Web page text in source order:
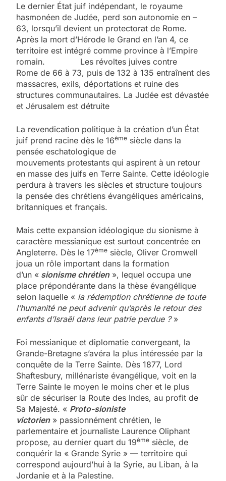
Le dernier État juif indépendant, le royaume
hasmonéen de Judée, perd son autonomie en –
63, lorsqu’il devient un protectorat de Rome.
Après la mort d’Hérode le Grand en l’an 4, ce
territoire est intégré comme province à l’Empire
romain. Les révoltes juives contre
Rome de 66 à 73, puis de 132 à 135 entraînent des
massacres, exils, déportations et ruine des
structures communautaires. La Judée est dévastée
et Jérusalem est détruite
La revendication politique à la création d’un État
juif prend racine dès le 16ème siècle dans la
pensée eschatologique de
mouvements protestants qui aspirent à un retour
en masse des juifs en Terre Sainte. Cette idéologie
perdura à travers les siècles et structure toujours
la pensée des chrétiens évangéliques américains,
britanniques et français.
Mais cette expansion idéologique du sionisme à
caractère messianique est surtout concentrée en
Angleterre. Dès le 17ème siècle, Oliver Cromwell
joua un rôle important dans la formation
d’un « sionisme chrétien», lequel occupa une
place prépondérante dans la thèse évangélique
selon laquelle « la rédemption chrétienne de toute
l’humanité ne peut advenir qu’après le retour des
enfants d’Israël dans leur patrie perdue ?»
Foi messianique et diplomatie convergeant, la
Grande-Bretagne s’avéra la plus intéressée par la
conquête de la Terre Sainte. Dès 1877, Lord
Shaftesbury, millénariste évangélique, voit en la
Terre Sainte le moyen le moins cher et le plus
sûr de sécuriser la Route des Indes, au profit de
Sa Majesté. « Proto-sioniste
victorien» passionnément chrétien, le
parlementaire et journaliste Laurence Oliphant
propose, au dernier quart du 19ème siècle, de
conquérir la « Grande Syrie » — territoire qui
correspond aujourd’hui à la Syrie, au Liban, à la
Jordanie et à la Palestine.